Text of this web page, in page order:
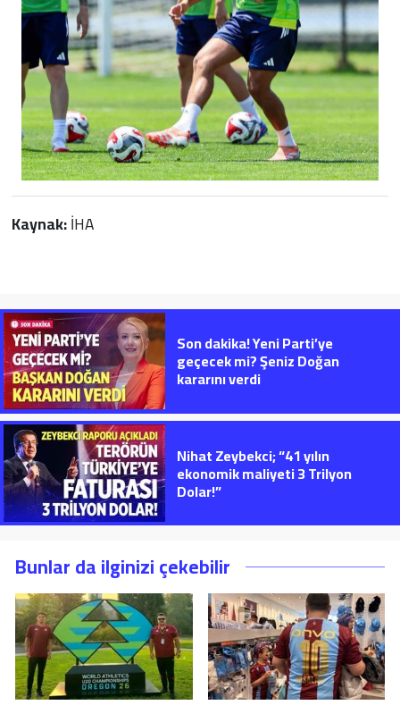
Kaynak:İHA
Son dakika! Yeni Parti’ye
geçecek mi? Şeniz Doğan
kararını verdi
Nihat Zeybekci; “41 yılın
ekonomik maliyeti 3 Trilyon
Dolar!”
Bunlar da ilginizi çekebilir